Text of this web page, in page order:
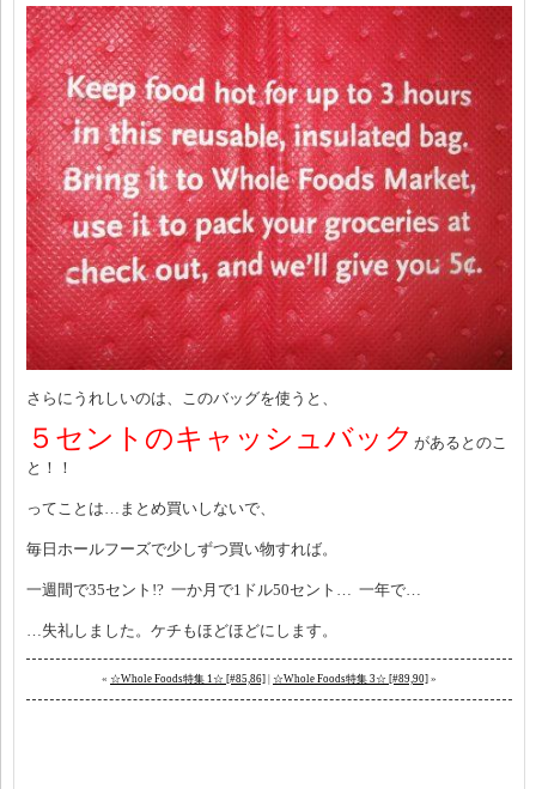
さらにうれしいのは、このバッグを使うと、
５セントのキャッシュバック があるとのこ
と！！
ってことは…まとめ買いしないで、
毎日ホールフーズで少しずつ買い物すれば。
一週間で35セント!? 一か月で1ドル50セント… 一年で…
…失礼しました。ケチもほどほどにします。
« ☆Whole Foods特集 1☆ [#85,86] ☆Whole Foods特集 3☆ [#89,90] »